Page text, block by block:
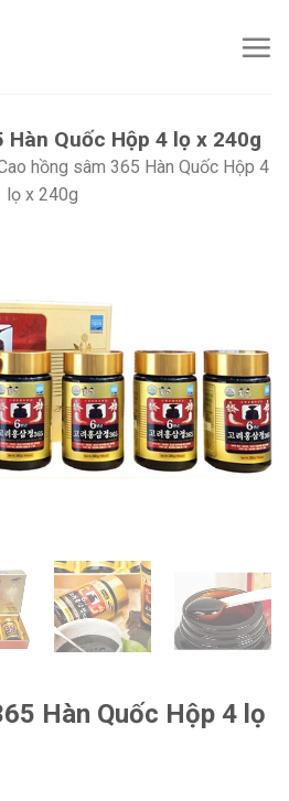
Hàn Quốc Hộp 4 lọ x 240g
hồng sâm 365 Hàn Quốc Hộp 4
lọ x 240g
Hàn Quốc Hộp 4 lọ